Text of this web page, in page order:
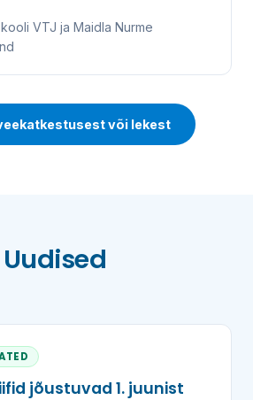
VTJ ja Maidla Nurme
või lekest
Uudised
jõustuvad 1. juunist